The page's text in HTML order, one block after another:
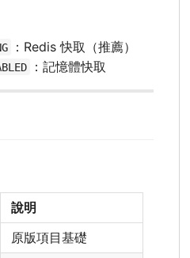
：Redis 快取（推薦）
：記憶體快取
說明
原版項目基礎